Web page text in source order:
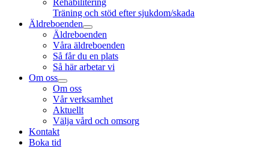
Träning och stöd efter sjukdom/skada
Äldreboenden
Äldreboenden
Våra äldreboenden
Så får du en plats
Så här arbetar vi
Om oss
Om oss
Vår verksamhet
Aktuellt
Välja vård och omsorg
Kontakt
Boka tid